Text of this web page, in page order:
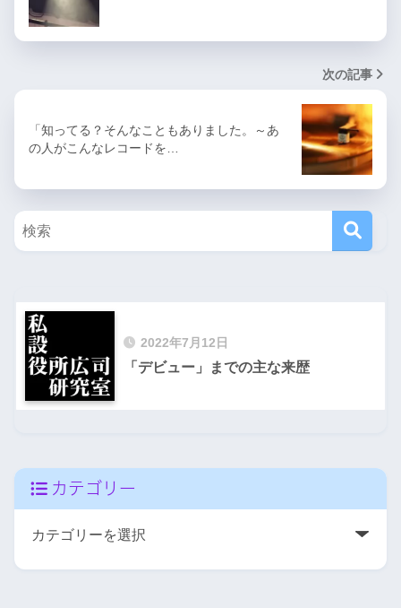
次の記事
「知ってる？そんなこともありました。～あ
の人がこんなレコードを…
2022年7月12日
「デビュー」までの主な来歴
カテゴリー